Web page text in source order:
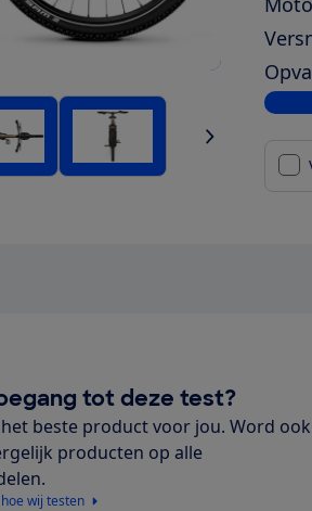
Bekijk
tot deze test?
beste product voor jou. Word ook
producten op alle
wij testen